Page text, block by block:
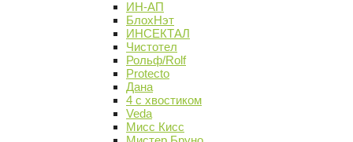
ИН-АП
БлохНэт
ИНСЕКТАЛ
Чистотел
Рольф/Rolf
Protecto
Дана
4 с хвостиком
Veda
Мисс Кисс